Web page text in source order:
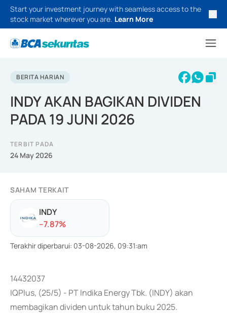
Start your investment journey with seamless access to the
stock market wherever you are. Learn More
BERITA HARIAN
INDY AKAN BAGIKAN DIVIDEN
PADA 19 JUNI 2026
TERBIT PADA
24 May 2026
SAHAM TERKAIT
INDY
--7.87%
Terakhir diperbarui: 03-08-2026, 09:31:am
14432037
IQPlus, (25/5) - PT Indika Energy Tbk. (INDY) akan
membagikan dividen untuk tahun buku 2025.